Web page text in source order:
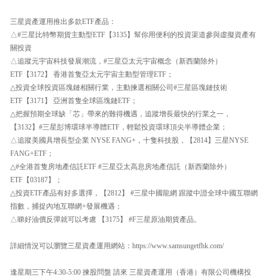
三星資產運用推出多款ETF產品：
△#三星比特幣期貨主動型ETF【3135】幫你用便利的投資渠道參與虛擬資產有
關投資
△追蹤元宇宙科技發展潮流，#三星亞太元宇宙概念（新西蘭除外）
ETF【3172】 香港首隻亞太元宇宙主動型管理ETF；
△投資全球投資區塊鏈相關行業，主動揀選相關公司#三星區塊鏈技術
ETF【3171】 亞洲首隻全球區塊鏈ETF；
△把握預期全球缺「芯」帶來的難得機遇，追蹤增長最快的行業之一，
【3132】#三星彭博環球半導體ETF，輕鬆投資環球頂尖半導體企業；
△追蹤美國具增長型企業 NYSE FANG+，十隻科技股，【2814】三星NYSE
FANG+ETF；
△#全港首隻房地產信託ETF #三星亞太高息房地產信託（新西蘭除外）
ETF【03187】；
△投資ETF產品有好多選擇，【2812】 #三星中國龍網 跟蹤中證全球中國互聯網
指數，捕捉內地互聯網+發展機遇；
△睇好油價反彈就可以考慮 【3175】 #F三星原油期貨產品。
詳細情況可以瀏覽三星資產運用網站：https://www.samsungetfhk.com/
逢星期三下午4:30-5:00 揀股問盤 請來 三星資產運用（香港）有限公司機構投